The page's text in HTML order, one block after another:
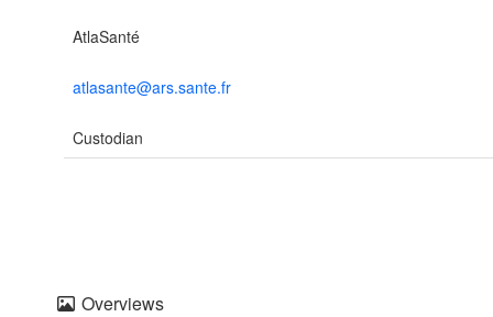
AtlaSanté
atlasante@ars.sante.fr
Custodian
Overviews